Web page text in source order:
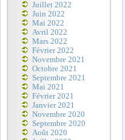
Juillet 2022
Juin 2022
Mai 2022
Avril 2022
Mars 2022
Février 2022
Novembre 2021
Octobre 2021
Septembre 2021
Mai 2021
Février 2021
Janvier 2021
Novembre 2020
Septembre 2020
Août 2020